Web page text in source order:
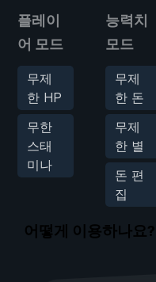
플레이
어 모드
무제
한 HP
무한
스태
미나
능력치
모드
무제
한 돈
무제
한 별
돈 편
집
어떻게 이용하나요?